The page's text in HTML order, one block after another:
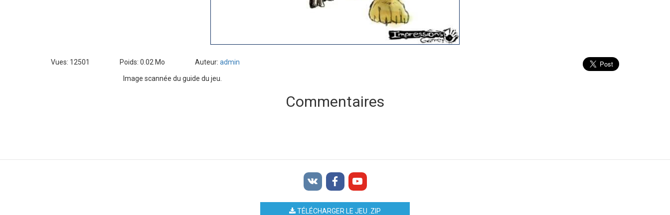
Vues: 12501 Poids: 0.02 Mo Auteur: admin
Image scannée du guide du jeu.
Commentaires
TÉLÉCHARGER LE JEU .ZIP